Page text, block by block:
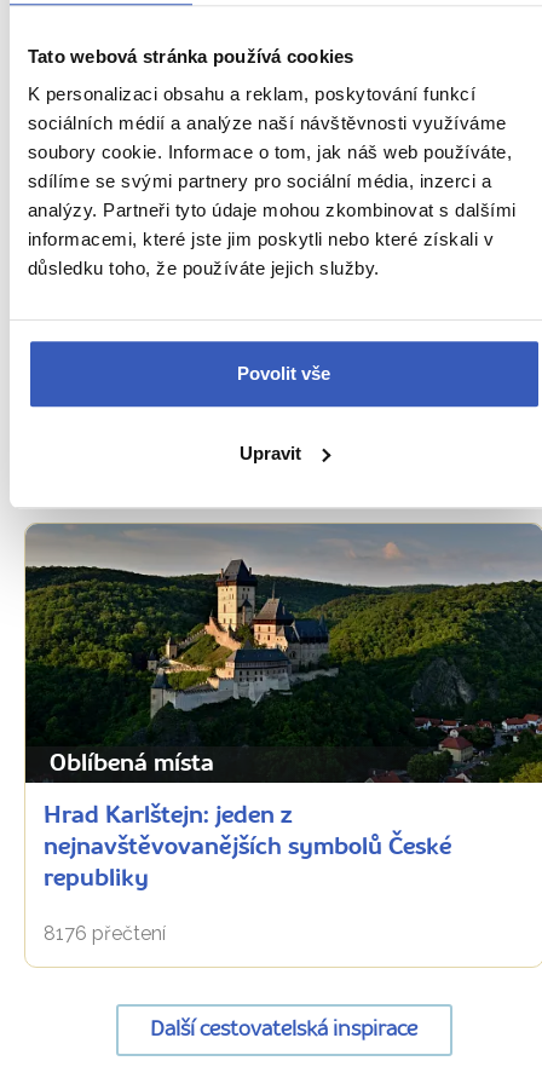
Tato webová stránka používá cookies
K personalizaci obsahu a reklam, poskytování funkcí
sociálních médií a analýze naší návštěvnosti využíváme
soubory cookie. Informace o tom, jak náš web používáte,
sdílíme se svými partnery pro sociální média, inzerci a
analýzy. Partneři tyto údaje mohou zkombinovat s dalšími
informacemi, které jste jim poskytli nebo které získali v
důsledku toho, že používáte jejich služby.
Povolit vše
Upravit
Horní Bečva: v létě přehrada, v zimě
sjezdovky – nuda nemá šanci
Oblíbená místa
Hrad Karlštejn: jeden z
nejnavštěvovanějších symbolů České
republiky
8176 přečtení
Další cestovatelská inspirace